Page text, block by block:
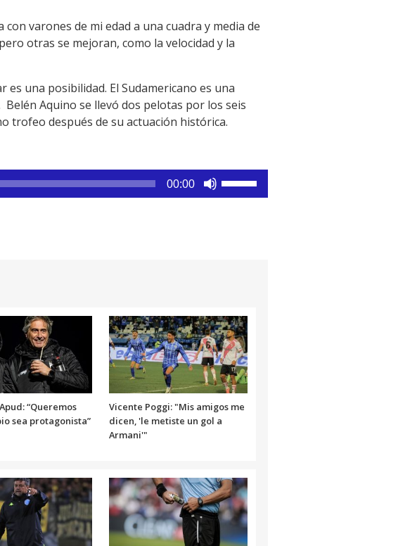
varones de mi edad a una cuadra y media de
otras se mejoran, como la velocidad y la
una posibilidad. El Sudamericano es una
Aquino se llevó dos pelotas por los seis
trofeo después de su actuación histórica.
00:00
disminuir
el
volumen.
“Queremos
sea protagonista”
Vicente Poggi: "Mis amigos me
dicen, 'le metiste un gol a
Armani'"